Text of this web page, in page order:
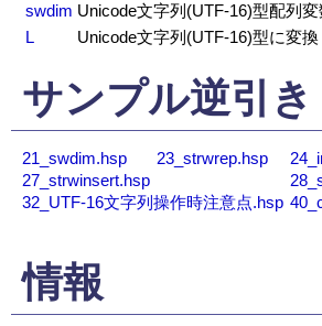
swdim Unicode文字列(UTF-16)型配列
L
Unicode文字列(UTF-16)型に変換
サンプル逆引き
21_swdim.hsp 23_strwrep.hsp
27_strwinsert.hsp
32_UTF-16文字列操作時注意点.hsp
情報